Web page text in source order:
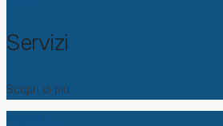
Servizi
Scopri di più